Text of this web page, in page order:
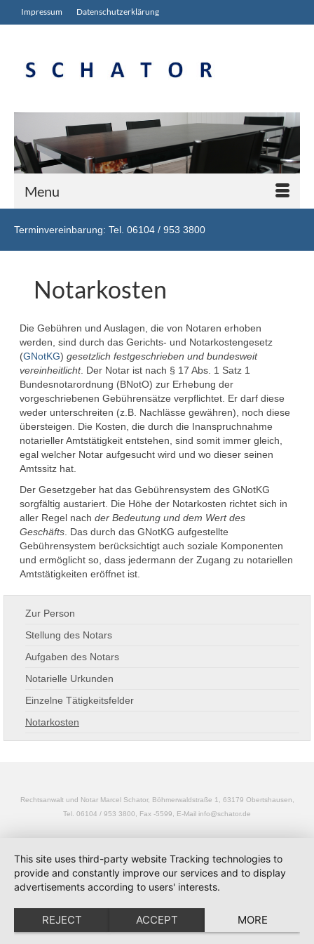
Impressum Datenschutz­erklärung
Menu
Terminvereinbarung: Tel. 06104 / 953 3800
Notarkosten
Die Gebühren und Auslagen, die von Notaren erhoben
werden, sind durch das Gerichts- und Notarkostengesetz
(GNotKG)gesetzlich festgeschrieben und bundesweit
vereinheitlicht. Der Notar ist nach § 17 Abs. 1 Satz 1
Bundesnotarordnung (BNotO) zur Erhebung der
vorgeschriebenen Gebührensätze verpflichtet. Er darf diese
weder unterschreiten (z.B. Nachlässe gewähren), noch diese
übersteigen. Die Kosten, die durch die Inanspruchnahme
notarieller Amtstätigkeit entstehen, sind somit immer gleich,
egal welcher Notar aufgesucht wird und wo dieser seinen
Amtssitz hat.
Der Gesetzgeber hat das Gebührensystem des GNotKG
sorgfältig austariert. Die Höhe der Notarkosten richtet sich in
aller Regel nachder Bedeutung und dem Wert des
Geschäfts . Das durch das GNotKG aufgestellte
Gebührensystem berücksichtigt auch soziale Komponenten
und ermöglicht so, dass jedermann der Zugang zu notariellen
Amtstätigkeiten eröffnet ist.
Zur Person
Stellung des Notars
Aufgaben des Notars
Notarielle Urkunden
Einzelne Tätigkeitsfelder
Notarkosten
Rechtsanwalt und Notar Marcel Schator, Böhmerwaldstraße 1, 63179 Obertshausen,
Tel. 06104 / 953 3800, Fax -5599, E-Mail info@schator.de
This site uses third-party website Tracking technologies to
provide and constantly improve our services and to display
advertisements according to users' interests.
REJECT ACCEPT MORE